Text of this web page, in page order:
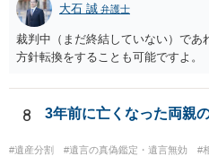
大石 誠 弁護士
裁判中（まだ終結していない）であ
方針転換をすることも可能ですよ。
8 3年前に亡くなった両親
#遺産分割 #遺言の真偽鑑定・遺言無効
#